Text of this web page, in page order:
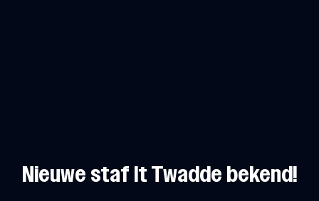
Nieuwe staf It Twadde bekend!